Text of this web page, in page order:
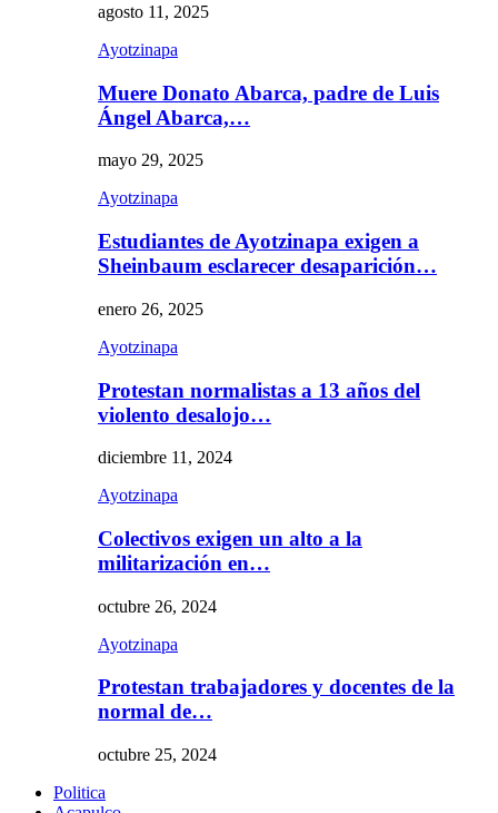
agosto 11, 2025
Ayotzinapa
Muere Donato Abarca, padre de Luis
Ángel Abarca,…
mayo 29, 2025
Ayotzinapa
Estudiantes de Ayotzinapa exigen a
Sheinbaum esclarecer desaparición…
enero 26, 2025
Ayotzinapa
Protestan normalistas a 13 años del
violento desalojo…
diciembre 11, 2024
Ayotzinapa
Colectivos exigen un alto a la
militarización en…
octubre 26, 2024
Ayotzinapa
Protestan trabajadores y docentes de la
normal de…
octubre 25, 2024
Politica